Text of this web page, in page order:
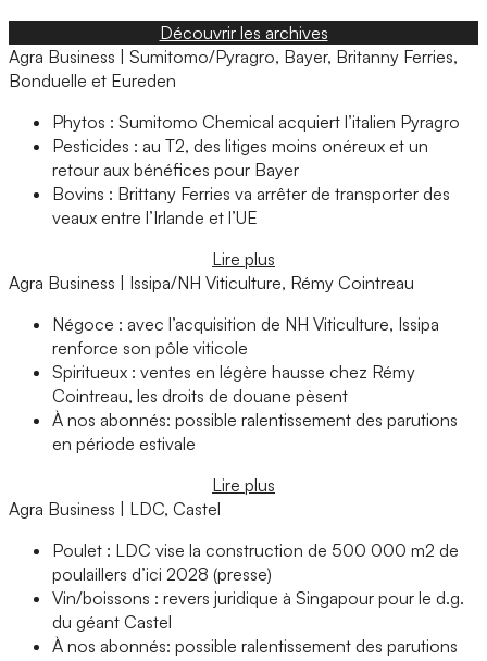
Découvrir les archives
Agra Business | Sumitomo/Pyragro, Bayer, Britanny Ferries,
Bonduelle et Eureden
Phytos : Sumitomo Chemical acquiert l’italien Pyragro
Pesticides : au T2, des litiges moins onéreux et un
retour aux bénéfices pour Bayer
Bovins : Brittany Ferries va arrêter de transporter des
veaux entre l’Irlande et l’UE
Lire plus
Agra Business | Issipa/NH Viticulture, Rémy Cointreau
Négoce : avec l’acquisition de NH Viticulture, Issipa
renforce son pôle viticole
Spiritueux : ventes en légère hausse chez Rémy
Cointreau, les droits de douane pèsent
À nos abonnés: possible ralentissement des parutions
en période estivale
Lire plus
Agra Business | LDC, Castel
Poulet : LDC vise la construction de 500 000 m2 de
poulaillers d’ici 2028 (presse)
Vin/boissons : revers juridique à Singapour pour le d.g.
du géant Castel
À nos abonnés: possible ralentissement des parutions